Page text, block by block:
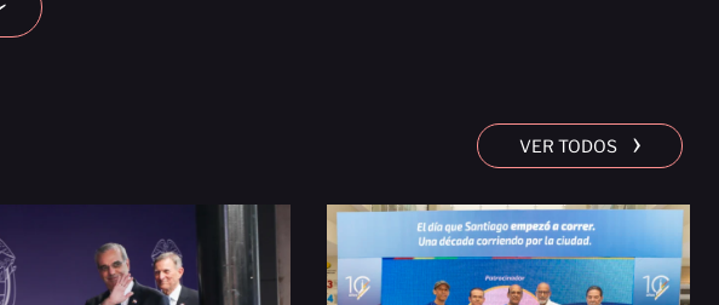
VER TODOS ›